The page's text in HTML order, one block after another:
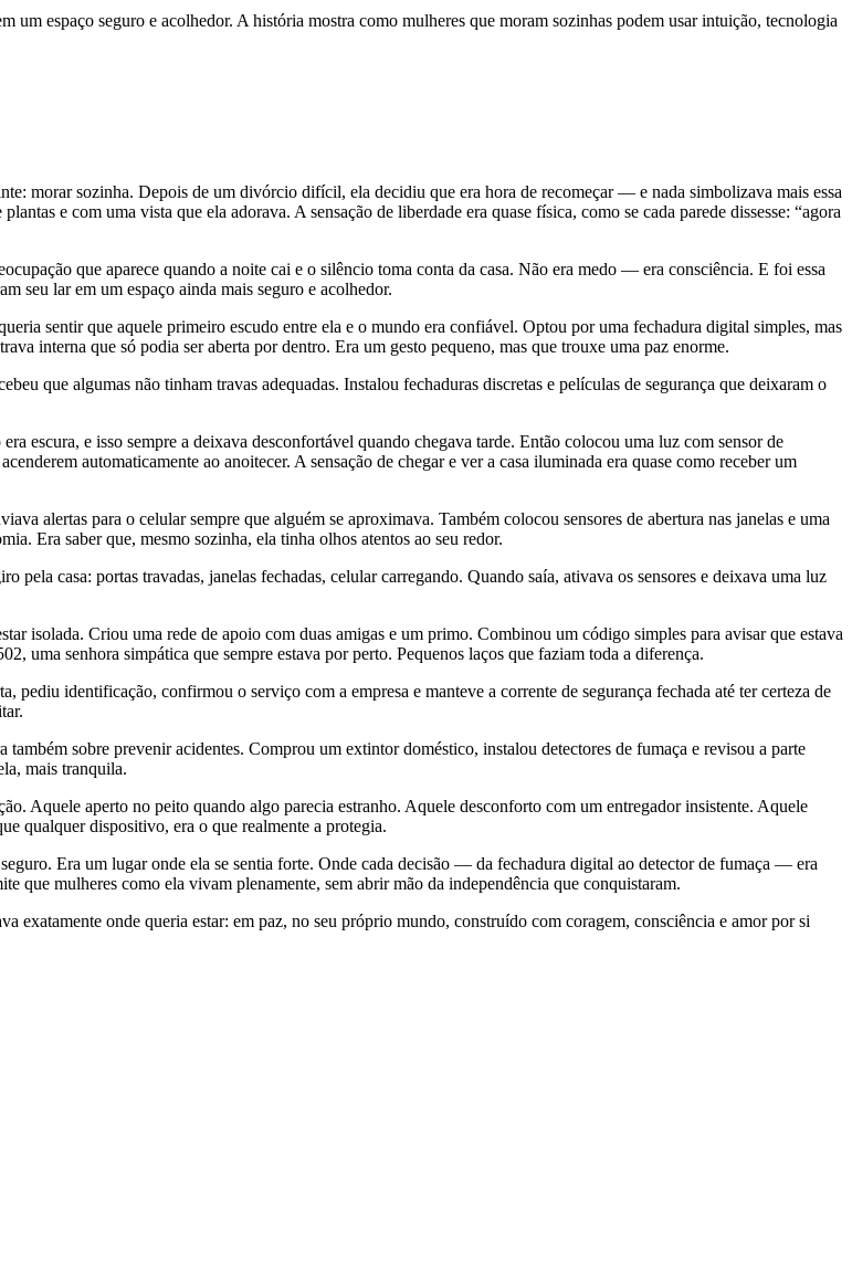
um espaço seguro e acolhedor. A história mostra como mulheres que moram sozinhas podem usar intuição, tecnologia
morar sozinha. Depois de um divórcio difícil, ela decidiu que era hora de recomeçar — e nada simbolizava mais essa
e com uma vista que ela adorava. A sensação de liberdade era quase física, como se cada parede dissesse: “agora
que aparece quando a noite cai e o silêncio toma conta da casa. Não era medo — era consciência. E foi essa
seu lar em um espaço ainda mais seguro e acolhedor.
sentir que aquele primeiro escudo entre ela e o mundo era confiável. Optou por uma fechadura digital simples, mas
interna que só podia ser aberta por dentro. Era um gesto pequeno, mas que trouxe uma paz enorme.
que algumas não tinham travas adequadas. Instalou fechaduras discretas e películas de segurança que deixaram o
escura, e isso sempre a deixava desconfortável quando chegava tarde. Então colocou uma luz com sensor de
automaticamente ao anoitecer. A sensação de chegar e ver a casa iluminada era quase como receber um
alertas para o celular sempre que alguém se aproximava. Também colocou sensores de abertura nas janelas e uma
Era saber que, mesmo sozinha, ela tinha olhos atentos ao seu redor.
casa: portas travadas, janelas fechadas, celular carregando. Quando saía, ativava os sensores e deixava uma luz
isolada. Criou uma rede de apoio com duas amigas e um primo. Combinou um código simples para avisar que estava
uma senhora simpática que sempre estava por perto. Pequenos laços que faziam toda a diferença.
identificação, confirmou o serviço com a empresa e manteve a corrente de segurança fechada até ter certeza de
também sobre prevenir acidentes. Comprou um extintor doméstico, instalou detectores de fumaça e revisou a parte
mais tranquila.
Aquele aperto no peito quando algo parecia estranho. Aquele desconforto com um entregador insistente. Aquele
qualquer dispositivo, era o que realmente a protegia.
Era um lugar onde ela se sentia forte. Onde cada decisão — da fechadura digital ao detector de fumaça — era
que mulheres como ela vivam plenamente, sem abrir mão da independência que conquistaram.
exatamente onde queria estar: em paz, no seu próprio mundo, construído com coragem, consciência e amor por si